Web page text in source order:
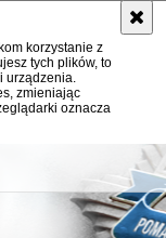
korzystanie z
tych plików, to
urządzenia.
zmieniając
oznacza